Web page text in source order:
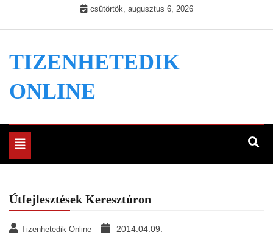
csütörtök, augusztus 6, 2026
TIZENHETEDIK
ONLINE
Toggle
navigation
Útfejlesztések Keresztúron
Tizenhetedik Online 2014.04.09.